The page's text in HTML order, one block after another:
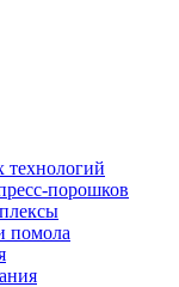
технологий
порошков
помола